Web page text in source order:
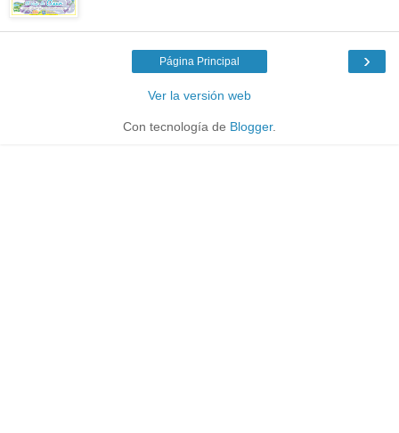
›
Página Principal
Ver la versión web
Con tecnología de Blogger.